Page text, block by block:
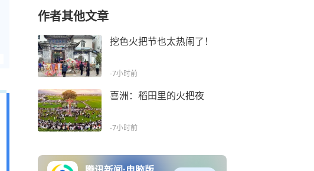
作者其他文章
挖色火把节也太热闹了！
-7小时前
喜洲：稻田里的火把夜
-7小时前